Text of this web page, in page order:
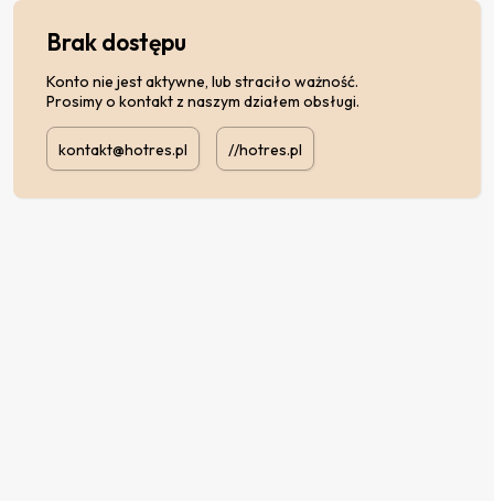
Brak dostępu
Konto nie jest aktywne, lub straciło ważność.
Prosimy o kontakt z naszym działem obsługi.
kontakt@hotres.pl //hotres.pl